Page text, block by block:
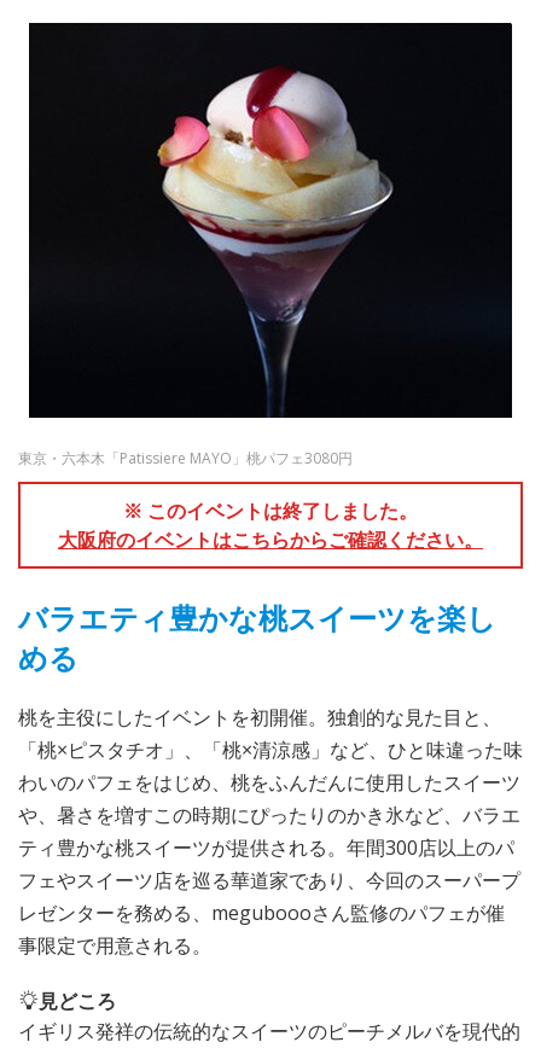
東京・六本木「Patissiere MAYO」桃パフェ3080円
※ このイベントは終了しました。
大阪府のイベントはこちらからご確認ください。
バラエティ豊かな桃スイーツを楽し
める
桃を主役にしたイベントを初開催。独創的な見た目と、
「桃×ピスタチオ」、「桃×清涼感」など、ひと味違った味
わいのパフェをはじめ、桃をふんだんに使用したスイーツ
や、暑さを増すこの時期にぴったりのかき氷など、バラエ
ティ豊かな桃スイーツが提供される。年間300店以上のパ
フェやスイーツ店を巡る華道家であり、今回のスーパープ
レゼンターを務める、meguboooさん監修のパフェが催
事限定で用意される。
見どころ
イギリス発祥の伝統的なスイーツのピーチメルバを現代的